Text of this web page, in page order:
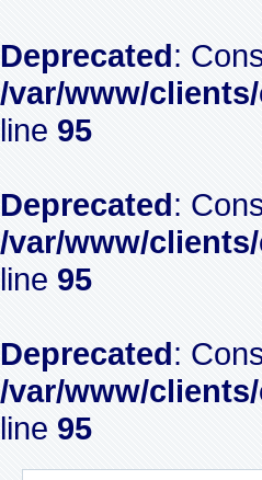
Deprecated:
/var/www/
line 95
Deprecated:
/var/www/
line 95
Deprecated:
/var/www/
line 95